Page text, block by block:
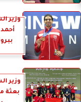
وزير
وزير
بعثة